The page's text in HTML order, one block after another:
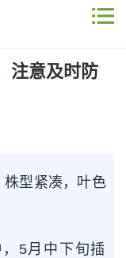
注意及时防
型紧凑，叶色
5月中下旬插